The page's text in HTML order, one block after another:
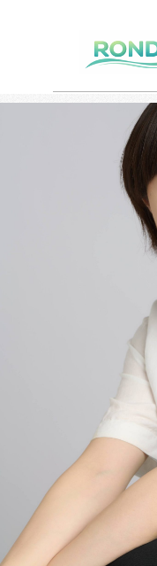
ロンド
芸能プロダクション